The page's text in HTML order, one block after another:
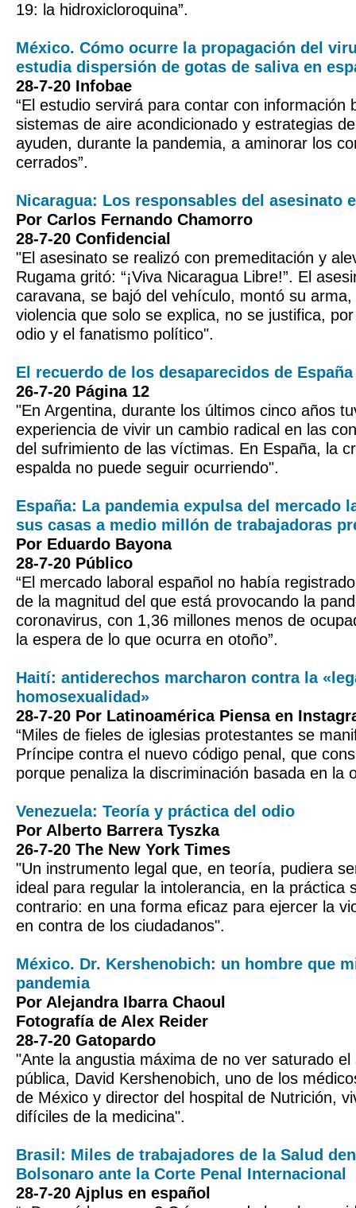
19: la hidroxicloroquina”.
México. Cómo ocurre la propagación del
estudia dispersión de gotas de saliva en
28-7-20 Infobae
“El estudio servirá para contar con información
sistemas de aire acondicionado y estrategias
ayuden, durante la pandemia, a aminorar los
cerrados”.
Nicaragua: Los responsables del asesinato
Por Carlos Fernando Chamorro
28-7-20 Confidencial
"El asesinato se realizó con premeditación y
Rugama gritó: “¡Viva Nicaragua Libre!”. El
caravana, se bajó del vehículo, montó su
violencia que solo se explica, no se justifica,
odio y el fanatismo político".
El recuerdo de los desaparecidos de
26-7-20 Página 12
"En Argentina, durante los últimos cinco años
experiencia de vivir un cambio radical en las
del sufrimiento de las víctimas. En España, la
espalda no puede seguir ocurriendo".
España: La pandemia expulsa del mercado
sus casas a medio millón de trabajadoras
Por Eduardo Bayona
28-7-20 Público
“El mercado laboral español no había
de la magnitud del que está provocando la
coronavirus, con 1,36 millones menos de
la espera de lo que ocurra en otoño”.
Haití: antiderechos marcharon contra la
homosexualidad»
28-7-20 Por Latinoamérica Piensa en
“Miles de fieles de iglesias protestantes se
Príncipe contra el nuevo código penal, que
porque penaliza la discriminación basada en la
Venezuela: Teoría y práctica del odio
Por Alberto Barrera Tyszka
26-7-20 The New York Times
"Un instrumento legal que, en teoría, pudiera
ideal para regular la intolerancia, en la práctica
contrario: en una forma eficaz para ejercer la
en contra de los ciudadanos".
México. Dr. Kershenobich: un hombre que
pandemia
Por Alejandra Ibarra Chaoul
Fotografía de Alex Reider
28-7-20 Gatopardo
"Ante la angustia máxima de no ver saturado
pública, David Kershenobich, uno de los
de México y director del hospital de Nutrición,
difíciles de la medicina".
Brasil: Miles de trabajadores de la Salud
Bolsonaro ante la Corte Penal Internacional
28-7-20 Ajplus en español